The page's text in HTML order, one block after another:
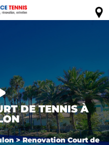
DE TENNIS À
> Renovation Court de